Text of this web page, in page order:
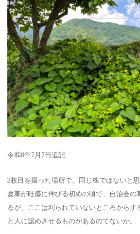
令和8年7月7日追記
2枚目を撮った場所で。同じ株ではないと思
夏草が旺盛に伸びる初めの頃で、自治会の
るが、ここは刈られていないところからす
と人に認めさせるものがあるのでないか。